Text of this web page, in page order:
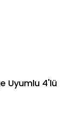
Uyumlu 4'lü